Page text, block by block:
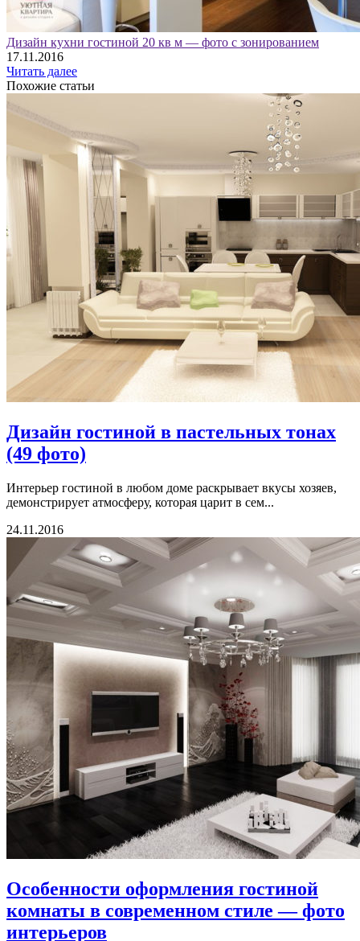
Дизайн кухни гостиной 20 кв м — фото с зонированием
17.11.2016
Читать далее
Похожие статьи
Дизайн гостиной в пастельных тонах
(49 фото)
Интерьер гостиной в любом доме раскрывает вкусы хозяев,
демонстрирует атмосферу, которая царит в сем...
24.11.2016
Особенности оформления гостиной
комнаты в современном стиле — фото
интерьеров